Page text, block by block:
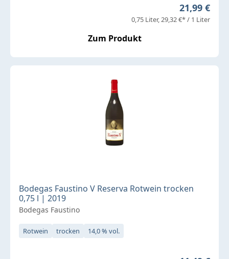
Regulärer
21,99 €
0,75 Liter 29,32 €* / 1 Liter
Zum Produkt
Bodegas Faustino V Reserva Rotwein trocken
0,75 l | 2019
Bodegas Faustino
Rotwein trocken 14,0 % vol.